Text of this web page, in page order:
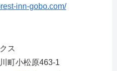
inn-gobo.com/
ス
町小松原463-1